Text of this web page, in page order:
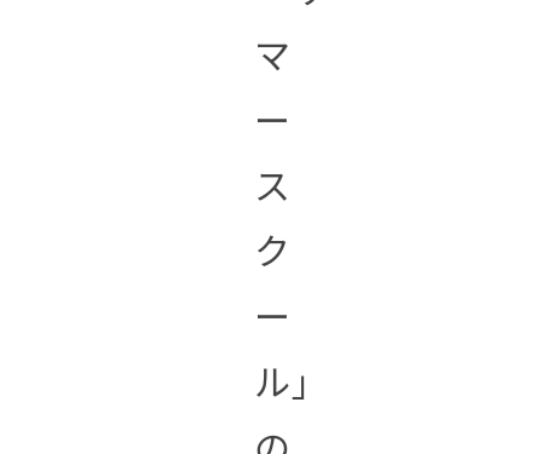
マ
ー
ス
ク
ー
ル」